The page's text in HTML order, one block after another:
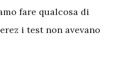
fare qualcosa di
i test non avevano